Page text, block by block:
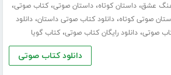
عشق،داستان کوتاه،داستان صوتی،کتاب صوتی،
صوتی کوتاه،دانلود کتاب صوتی داستان،دانلود
صوتی،دانلود رایگان کتاب صوتی،کتاب گویا
دانلود کتاب صوتی